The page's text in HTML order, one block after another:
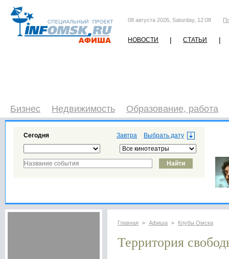
08 августа 2026, Saturday, 12:08
НОВОСТИ | СТАТЬИ |
Бизнес Недвижимость Образование, работа
Завтра
Сегодня
Главная > Афиша > Клубы Омска
Территория